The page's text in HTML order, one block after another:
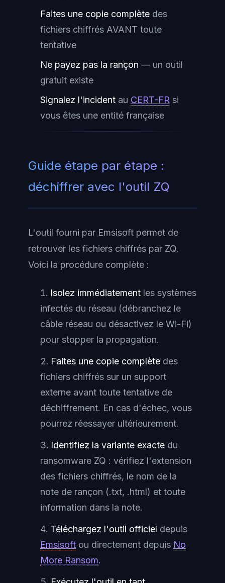
Faites une copie complète des
fichiers chiffrés AVANT toute
tentative
Ne payez pas la rançon — un outil
gratuit existe
Signalez l'incident au CERT-FR si
vous êtes une entité française
Guide étape par étape :
déchiffrer avec l'outil ZQ
L'outil fourni par Emsisoft permet de
retrouver les fichiers chiffrés par ZQ.
Voici la procédure complète :
Isolez immédiatement les systèmes
infectés du réseau (débranchez le
câble réseau ou désactivez le Wi-Fi)
pour stopper la propagation.
Faites une copie complète des
fichiers chiffrés sur un support
externe avant toute tentative de
déchiffrement. En cas d'échec, vous
pourrez réessayer ultérieurement.
Identifiez la variante exacte du
ransomware ZQ : vérifiez l'extension
des fichiers chiffrés, le nom de la
note de rançon (.txt, .html) et toute
information dans la note.
Téléchargez l'outil officiel depuis
Emsisoft ou directement depuis No
More Ransom.